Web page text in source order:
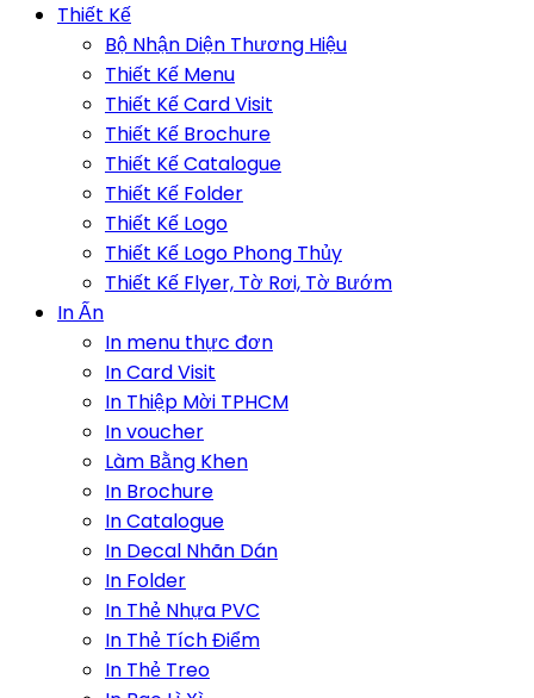
Thiết Kế
Bộ Nhận Diện Thương Hiệu
Thiết Kế Menu
Thiết Kế Card Visit
Thiết Kế Brochure
Thiết Kế Catalogue
Thiết Kế Folder
Thiết Kế Logo
Thiết Kế Logo Phong Thủy
Thiết Kế Flyer, Tờ Rơi, Tờ Bướm
In Ấn
In menu thực đơn
In Card Visit
In Thiệp Mời TPHCM
In voucher
Làm Bằng Khen
In Brochure
In Catalogue
In Decal Nhãn Dán
In Folder
In Thẻ Nhựa PVC
In Thẻ Tích Điểm
In Thẻ Treo